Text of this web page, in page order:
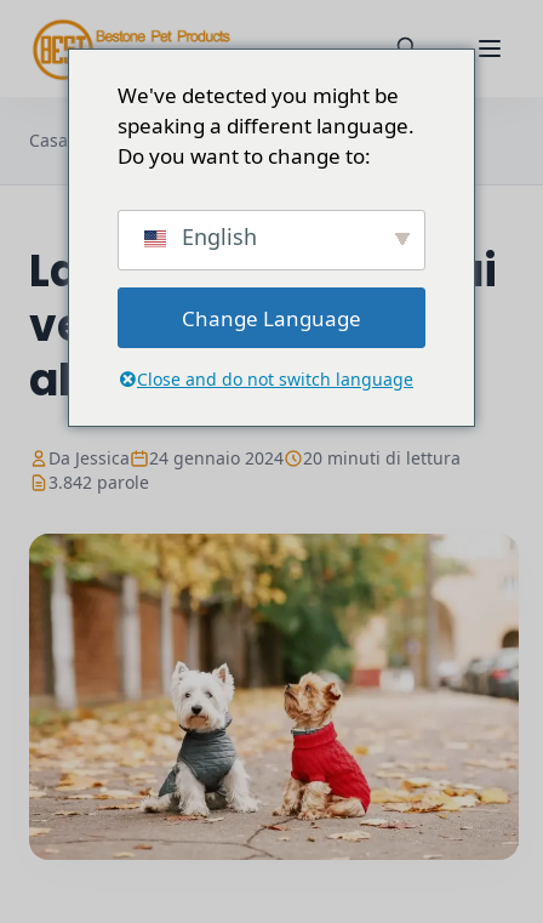
Casa Blog
La guida definitiva ai vestiti per cani
all'ingrosso...
La guida definitiva ai
vestiti per cani
all'ingrosso in Cina
Da Jessica 24 gennaio 2024
20 minuti di lettura
3.842 parole
We've detected you might be
speaking a different language.
Do you want to change to:
English
Change Language
Close and do not switch language